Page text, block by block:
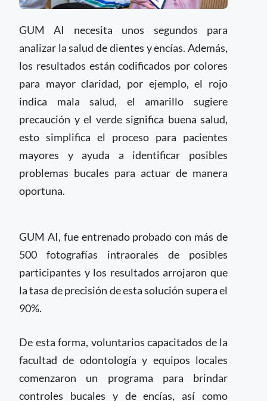
GUM AI necesita unos segundos para
analizar la salud de dientes y encías. Además,
los resultados están codificados por colores
para mayor claridad, por ejemplo, el rojo
indica mala salud, el amarillo sugiere
precaución y el verde significa buena salud,
esto simplifica el proceso para pacientes
mayores y ayuda a identificar posibles
problemas bucales para actuar de manera
oportuna.
GUM AI, fue entrenado probado con más de
500 fotografías intraorales de posibles
participantes y los resultados arrojaron que
la tasa de precisión de esta solución supera el
90%.
De esta forma, voluntarios capacitados de la
facultad de odontología y equipos locales
comenzaron un programa para brindar
controles bucales y de encías, así como